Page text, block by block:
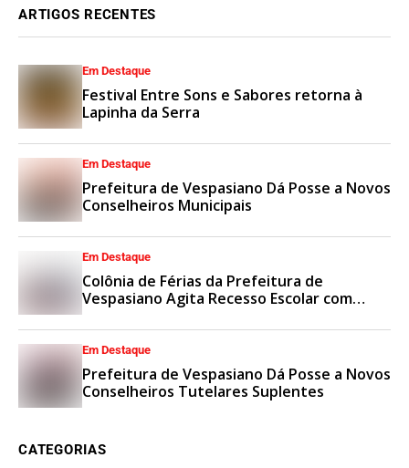
ARTIGOS RECENTES
Em Destaque
Festival Entre Sons e Sabores retorna à
Lapinha da Serra
Em Destaque
Prefeitura de Vespasiano Dá Posse a Novos
Conselheiros Municipais
Em Destaque
Colônia de Férias da Prefeitura de
Vespasiano Agita Recesso Escolar com
Em Destaque
Prefeitura de Vespasiano Dá Posse a Novos
Conselheiros Tutelares Suplentes
CATEGORIAS